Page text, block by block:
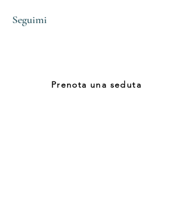
Seguimi
Prenota una seduta